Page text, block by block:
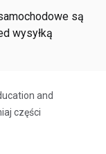
są
wysyłką
and
części